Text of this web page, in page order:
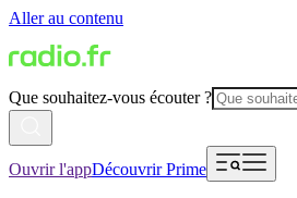
Aller au contenu
Que souhaitez-vous écouter ?
Ouvrir l'appDécouvrir Prime